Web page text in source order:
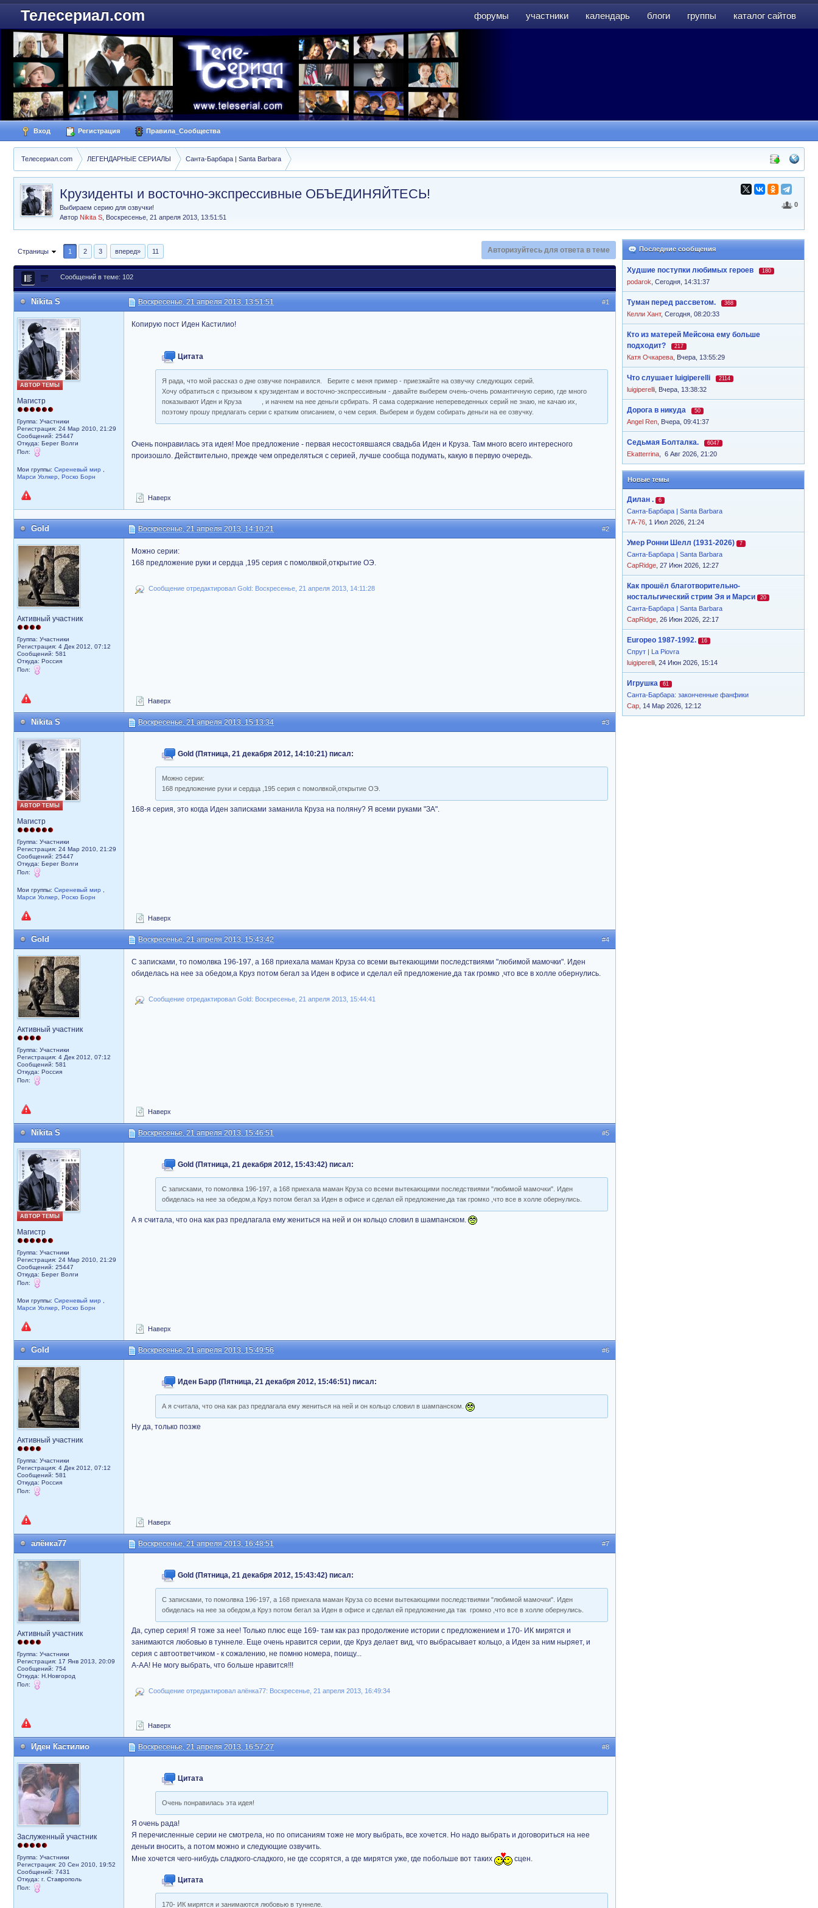
форумы участники календарь блоги группы каталог сайтов
Телесериал.com
Вход Регистрация Правила_Сообщества
Телесериал.com ЛЕГЕНДАРНЫЕ СЕРИАЛЫ Санта-Барбара | Santa Barbara
0
Крузиденты и восточно-экспрессивные ОБЪЕДИНЯЙТЕСЬ!
Выбираем серию для озвучки!
Автор Nikita S Воскресенье, 21 апреля 2013, 13:51:51
Последние сообщения
Худшие поступки любимых героев 180
podarok Сегодня, 14:31:37
Туман перед рассветом. 368
Келли Хант, Сегодня, 08:20:33
Кто из матерей Мейсона ему больше
подходит?
217
Катя Очкарева Вчера, 13:55:29
Что слушает luigiperelli 2114
luigiperelli Вчера, 13:38:32
Дорога в никуда 50
Angel Ren Вчера, 09:41:37
Седьмая Болталка. 6047
Ekatterrina 6 Авг 2026, 21:20
Новые темы
Дилан . 6
Санта-Барбара | Santa Barbara
ТА-76 , 1 Июл 2026, 21:24
Умер Ронни Шелл (1931-2026) 7
Санта-Барбара | Santa Barbara
CapRidge , 27 Июн 2026, 12:27
Как прошёл благотворительно-
ностальгический стрим Эя и Марси
20
Санта-Барбара | Santa Barbara
CapRidge , 26 Июн 2026, 22:17
Europeo 1987-1992. 16
Спрут | La Piovra
luigiperelli , 24 Июн 2026, 15:14
Игрушка 61
Санта-Барбара: законченные фанфики
Cap , 14 Мар 2026, 12:12
Страницы 1 2 3 вперед» 11 Авторизуйтесь для ответа в теме
Сообщений в теме: 102
#1
Nikita S Воскресенье, 21 апреля 2013, 13:51:51
АВТОР ТЕМЫ
Магистр
Группа: Участники
Регистрация: 24 Мар 2010, 21:29
Сообщений: 25447
Откуда: Берег Волги
Пол:
Мои группы: Сиреневый мир
Марси Уолкер
Роско Борн
Копирую пост Иден Кастилио!
Цитата
Я рада, что мой рассказ о дне озвучке понравился. Берите с меня пример - приезжайте на озвучку следующих серий.
Хочу обратиться с призывом к крузидентам и восточно-экспрессивным - давайте выберем очень-очень романтичную серию, где много
показывают Иден и Круза , и начнем на нее деньги србирать. Я сама содержание непереведенных серий не знаю, не качаю их,
поэтому прошу предлагать серии с кратким описанием, о чем серия. Выберем и будем собирать деньги на ее озвучку.
Очень понравилась эта идея! Мое предложение - первая несостоявшаяся свадьба Иден и Круза. Там много всего интересного
произошло. Действительно, прежде чем определяться с серией, лучше сообща подумать, какую в первую очередь.
Наверх
#2
Gold Воскресенье, 21 апреля 2013, 14:10:21
Активный участник
Группа: Участники
Регистрация: 4 Дек 2012, 07:12
Сообщений: 581
Откуда: Россия
Пол:
Можно серии:
168 предложение руки и сердца ,195 серия с помолвкой,открытие ОЭ.
Сообщение отредактировал Gold: Воскресенье, 21 апреля 2013, 14:11:28
Наверх
#3
Nikita S Воскресенье, 21 апреля 2013, 15:13:34
АВТОР ТЕМЫ
Магистр
Группа: Участники
Регистрация: 24 Мар 2010, 21:29
Сообщений: 25447
Откуда: Берег Волги
Пол:
Мои группы: Сиреневый мир
Марси Уолкер
Роско Борн
Gold (Пятница, 21 декабря 2012, 14:10:21) писал:
Можно серии:
168 предложение руки и сердца ,195 серия с помолвкой,открытие ОЭ.
168-я серия, это когда Иден записками заманила Круза на поляну? Я всеми руками "ЗА".
Наверх
#4
Gold Воскресенье, 21 апреля 2013, 15:43:42
Активный участник
Группа: Участники
Регистрация: 4 Дек 2012, 07:12
Сообщений: 581
Откуда: Россия
Пол:
С записками, то помолвка 196-197, а 168 приехала маман Круза со всеми вытекающими последствиями "любимой мамочки". Иден
обиделась на нее за обедом,а Круз потом бегал за Иден в офисе и сделал ей предложение,да так громко ,что все в холле обернулись.
Сообщение отредактировал Gold: Воскресенье, 21 апреля 2013, 15:44:41
Наверх
#5
Nikita S Воскресенье, 21 апреля 2013, 15:46:51
АВТОР ТЕМЫ
Магистр
Группа: Участники
Регистрация: 24 Мар 2010, 21:29
Сообщений: 25447
Откуда: Берег Волги
Пол:
Мои группы: Сиреневый мир
Марси Уолкер
Роско Борн
Gold (Пятница, 21 декабря 2012, 15:43:42) писал:
С записками, то помолвка 196-197, а 168 приехала маман Круза со всеми вытекающими последствиями "любимой мамочки". Иден
обиделась на нее за обедом,а Круз потом бегал за Иден в офисе и сделал ей предложение,да так громко ,что все в холле обернулись.
А я считала, что она как раз предлагала ему жениться на ней и он кольцо словил в шампанском.
Наверх
#6
Gold Воскресенье, 21 апреля 2013, 15:49:56
Активный участник
Группа: Участники
Регистрация: 4 Дек 2012, 07:12
Сообщений: 581
Откуда: Россия
Пол:
Иден Барр (Пятница, 21 декабря 2012, 15:46:51) писал:
А я считала, что она как раз предлагала ему жениться на ней и он кольцо словил в шампанском.
Ну да, только позже
Наверх
#7
алёнка77 Воскресенье, 21 апреля 2013, 16:48:51
Активный участник
Группа: Участники
Регистрация: 17 Янв 2013, 20:09
Сообщений: 754
Откуда: Н.Новгород
Пол:
Gold (Пятница, 21 декабря 2012, 15:43:42) писал:
С записками, то помолвка 196-197, а 168 приехала маман Круза со всеми вытекающими последствиями "любимой мамочки". Иден
обиделась на нее за обедом,а Круз потом бегал за Иден в офисе и сделал ей предложение,да так громко ,что все в холле обернулись.
Да, супер серия! Я тоже за нее! Только плюс еще 169- там как раз продолжение истории с предложением и 170- ИК мирятся и
занимаются любовью в туннеле. Еще очень нравится серии, где Круз делает вид, что выбрасывает кольцо, а Иден за ним ныряет, и
серия с автоответчиком - к сожалению, не помню номера, поищу...
А-АА! Не могу выбрать, что больше нравится!!!
Сообщение отредактировал алёнка77: Воскресенье, 21 апреля 2013, 16:49:34
Наверх
#8
Иден Кастилио Воскресенье, 21 апреля 2013, 16:57:27
Заслуженный участник
Группа: Участники
Регистрация: 20 Сен 2010, 19:52
Сообщений: 7431
Откуда: г. Ставрополь
Пол:
Цитата
Очень понравилась эта идея!
Я очень рада!
Я перечисленные серии не смотрела, но по описаниям тоже не могу выбрать, все хочется. Но надо выбрать и договориться на нее
деньги вносить, а потом можно и следующие озвучить.
Мне хочется чего-нибудь сладкого-сладкого, не где ссорятся, а где мирятся уже, где побольше вот таких
сцен.
Цитата
170- ИК мирятся и занимаются любовью в туннеле.